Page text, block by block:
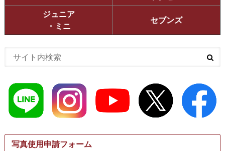
ジュニア
・ミニ
セブンズ
写真使用申請フォーム